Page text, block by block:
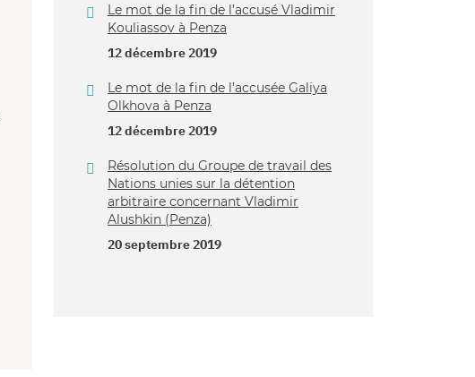
Le mot de la fin de l’accusé Vladimir
Kouliassov à Penza
12 décembre 2019
Le mot de la fin de l’accusée Galiya
Olkhova à Penza
12 décembre 2019
Résolution du Groupe de travail des
Nations unies sur la détention
arbitraire concernant Vladimir
Alushkin (Penza)
20 septembre 2019